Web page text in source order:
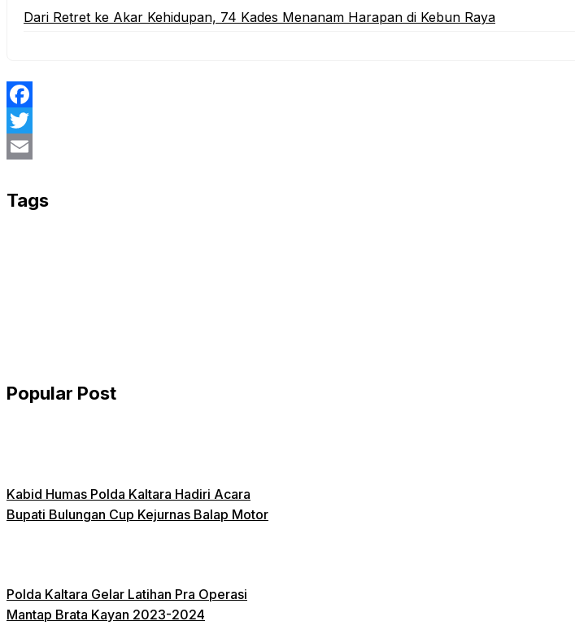
‎Dari Retret ke Akar Kehidupan, 74 Kades Menanam Harapan di Kebun Raya
Facebook
Twitter
Tags
Popular Post
Kabid Humas Polda Kaltara Hadiri Acara
Bupati Bulungan Cup Kejurnas Balap Motor
Polda Kaltara Gelar Latihan Pra Operasi
Mantap Brata Kayan 2023-2024